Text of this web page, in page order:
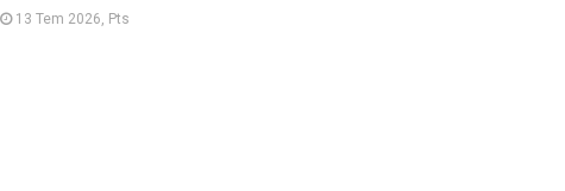
13 Tem 2026, Pts